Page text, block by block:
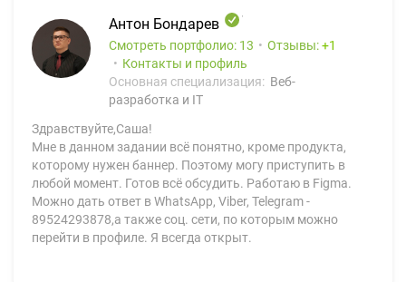
Антон Бондарев
Смотреть портфолио: 13 Отзывы:
1
Контакты и профиль
Основная специализация: Веб-
разработка и IT
Здравствуйте,Саша!
Мне в данном задании всё понятно, кроме продукта,
которому нужен баннер. Поэтому могу приступить в
любой момент. Готов всё обсудить. Работаю в Figma.
Можно дать ответ в WhatsApp, Viber, Telegram -
89524293878,а также соц. сети, по которым можно
перейти в профиле. Я всегда открыт.